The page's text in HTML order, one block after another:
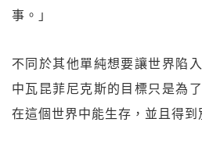
事。」
不同於其他單純想要讓世界陷
中瓦昆菲尼克斯的目標只是為
在這個世界中能生存，並且得到